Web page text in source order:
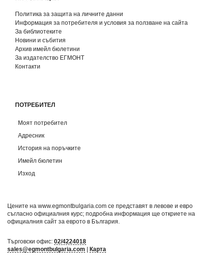
Политика за защита на личните данни
Информация за потребителя и условия за ползване на сайта
За библиотеките
Новини и събития
Архив имейл бюлетини
За издателство ЕГМОНТ
Контакти
ПОТРЕБИТЕЛ
Моят потребител
Адресник
История на поръчките
Имейл бюлетин
Изход
Цените на www.egmontbulgaria.com се представят в левове и евро
съгласно официалния курс; подробна информация ще откриете на
официалния сайт за еврото в България
Търговски офис: 02/4224018
sales@egmontbulgaria.com | Карта